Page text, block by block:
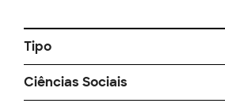
Tipo
Ciências Sociais